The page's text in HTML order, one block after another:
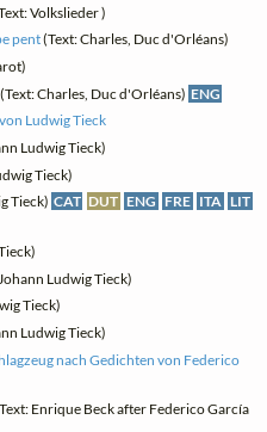
Volkslieder )
pent(Text: Charles, Duc d'Orléans)
Charles, Duc d'Orléans) ENG
Ludwig Tieck
Ludwig Tieck)
Tieck)
Tieck) CAT DUT ENG FRE ITA LIT
Ludwig Tieck)
Tieck)
Ludwig Tieck)
nach Gedichten von Federico
Enrique Beck after Federico García